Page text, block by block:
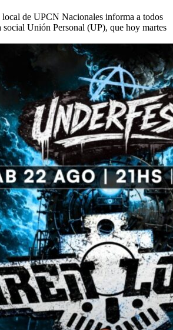
de UPCN Nacionales informa a todos
social Unión Personal (UP), que hoy martes